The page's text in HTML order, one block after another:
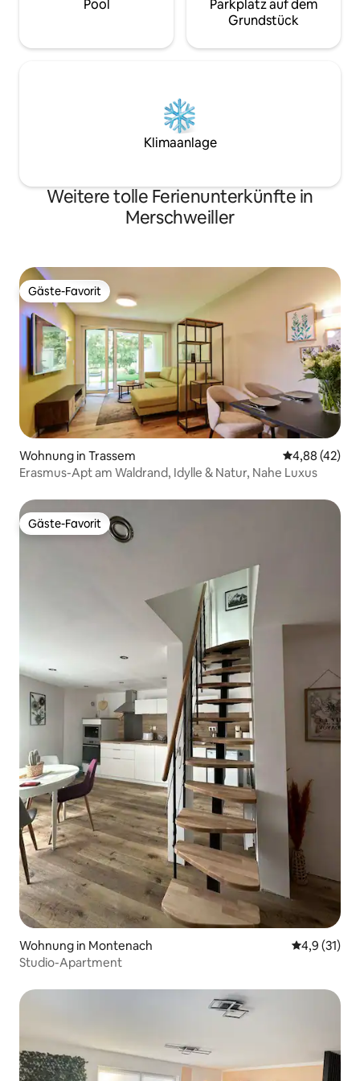
Pool
Parkplatz auf dem
Grundstück
Klimaanlage
Weitere tolle Ferienunterkünfte in
Merschweiller
Gäste-Favorit
Gäste-Favorit
Wohnung in Trassem
4,88 (42)
Erasmus-Apt am Waldrand, Idylle & Natur, Nahe Luxus
Gäste-Favorit
Gäste-Favorit
Wohnung in Montenach
4,9 (31)
Studio-Apartment